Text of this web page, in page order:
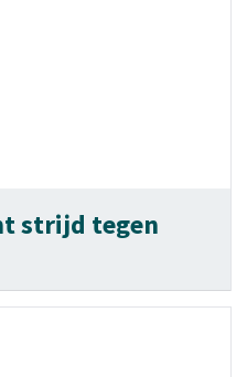
strijd tegen